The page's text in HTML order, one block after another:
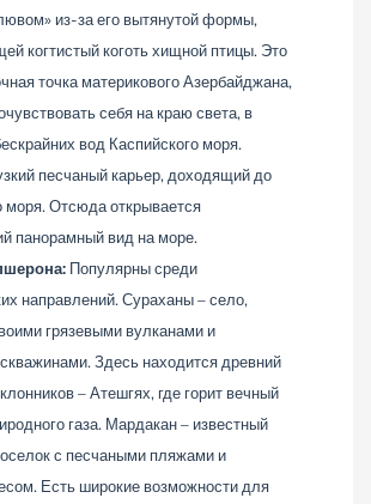
из-за его вытянутой формы,
когтистый коготь хищной птицы. Это
точка материкового Азербайджана,
себя на краю света, в
вод Каспийского моря.
песчаный карьер, доходящий до
моря. Отсюда открывается
панорамный вид на море.
Популярны среди
направлений. Сураханы – село,
грязевыми вулканами и
Здесь находится древний
– Атешгях, где горит вечный
газа. Мардакан – известный
с песчаными пляжами и
Есть широкие возможности для